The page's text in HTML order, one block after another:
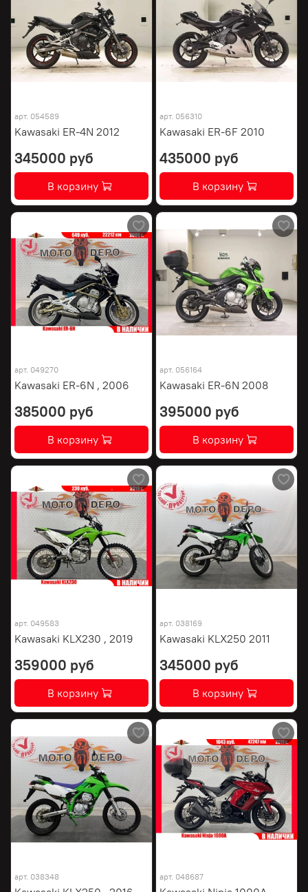
арт. 054589
Kawasaki ER-4N 2012
345000 руб
В корзину
арт. 056310
Kawasaki ER-6F 2010
435000 руб
В корзину
арт. 049270
Kawasaki ER-6N , 2006
385000 руб
В корзину
арт. 056164
Kawasaki ER-6N 2008
395000 руб
В корзину
арт. 049583
Kawasaki KLX230 , 2019
359000 руб
В корзину
арт. 038169
Kawasaki KLX250 2011
345000 руб
В корзину
арт. 038348 арт. 048687